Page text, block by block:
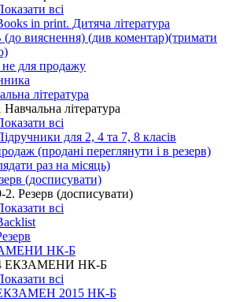
всі
in print. Дитяча література
вияснення) (див коментар)(тримати
для продажу
література
Навчальна література
всі
для 2, 4 та 7, 8 класів
(продані переглянути і в резерв)
раз на місяць)
(досписувати)
2. Резерв (досписувати)
всі
НК-Б
ЕКЗАМЕНИ НК-Б
всі
2015 НК-Б